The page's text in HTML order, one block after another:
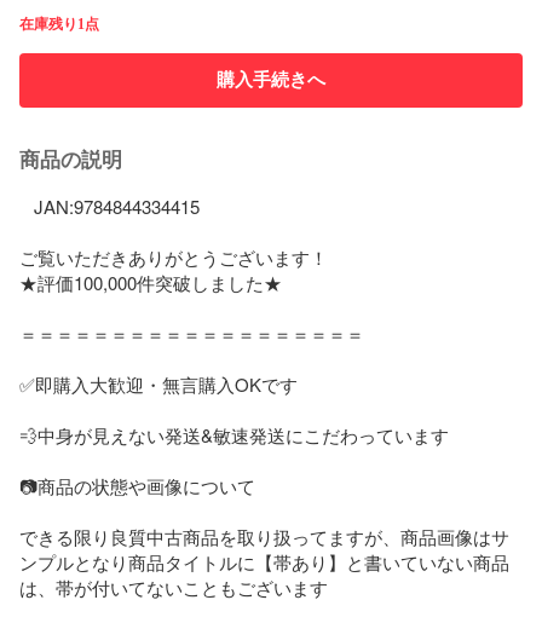
在庫残り1点
購入手続きへ
商品の説明
   JAN:9784844334415
ご覧いただきありがとうございます！
★評価100,000件突破しました★
＝＝＝＝＝＝＝＝＝＝＝＝＝＝＝＝＝＝＝
✅即購入大歓迎・無言購入OKです
💨中身が見えない発送&敏速発送にこだわっています
📷商品の状態や画像について
できる限り良質中古商品を取り扱ってますが、商品画像はサ
ンプルとなり商品タイトルに【帯あり】と書いていない商品
は、帯が付いてないこともございます